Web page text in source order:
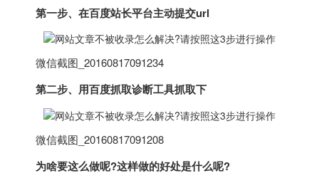
第一步、在百度站长平台主动提交url
微信截图_20160817091234
第二步、用百度抓取诊断工具抓取下
微信截图_20160817091208
为啥要这么做呢?这样做的好处是什么呢?